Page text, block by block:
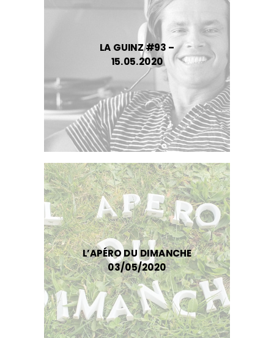
LA GUINZ #93 –
15.05.2020
L’APÉRO DU DIMANCHE
03/05/2020